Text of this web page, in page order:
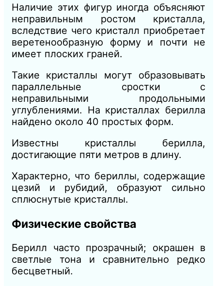
Наличие этих фигур иногда объясняют
неправильным ростом кристалла,
вследствие чего кристалл приобретает
веретенообразную форму и почти не
имеет плоских граней.
Такие кристаллы могут образовывать
параллельные сростки с
неправильными продольными
углублениями. На кристаллах берилла
найдено около 40 простых форм.
Известны кристаллы берилла,
достигающие пяти метров в длину.
Характерно, что бериллы, содержащие
цезий и рубидий, образуют сильно
сплюснутые кристаллы.
Физические свойства
Берилл часто прозрачный; окрашен в
светлые тона и сравнительно редко
бесцветный.